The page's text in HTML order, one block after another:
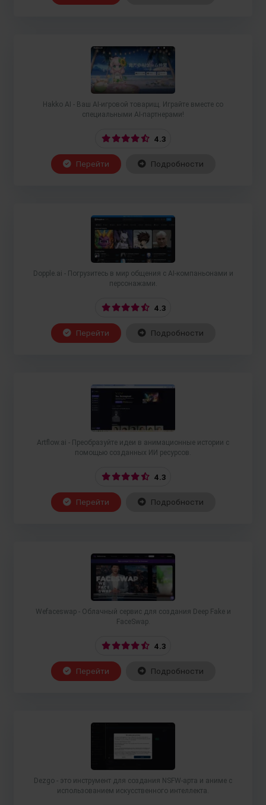
Hakko AI - Ваш AI-игровой товарищ. Играйте вместе со
специальными AI-партнерами!
4.3
Перейти Подробности
Dopple.ai - Погрузитесь в мир общения с AI-компаньонами и
персонажами.
4.3
Перейти Подробности
Artflow.ai - Преобразуйте идеи в анимационные истории с
помощью созданных ИИ ресурсов.
4.3
Перейти Подробности
Wefaceswap - Облачный сервис для создания Deep Fake и
FaceSwap.
4.3
Перейти Подробности
Dezgo - это инструмент для создания NSFW-арта и аниме с
использованием искусственного интеллекта.